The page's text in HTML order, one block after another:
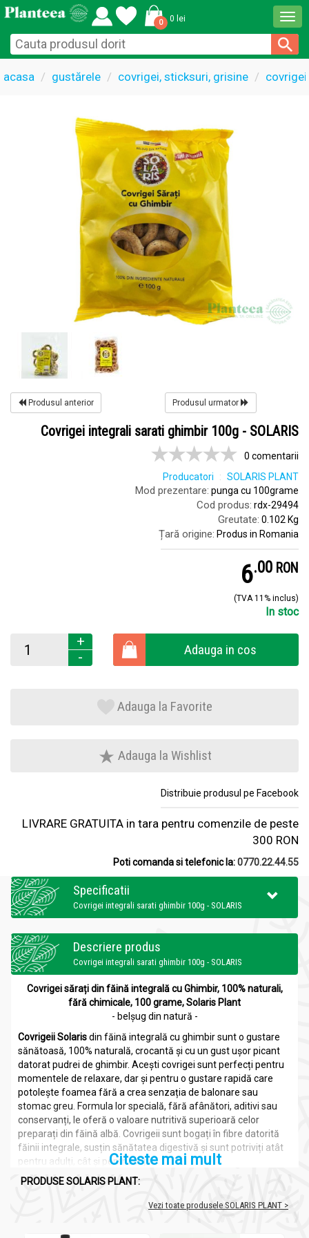
0 0 lei
acasa gustărele covrigei, sticksuri, grisine covrigei
Produsul anterior Produsul urmator
Covrigei integrali sarati ghimbir 100g - SOLARIS
0 comentarii
Producatori
SOLARIS PLANT
Mod prezentare: punga cu 100grame
Cod produs: rdx-29494
Greutate: 0.102 Kg
Țară origine: Produs in Romania
6.0 RON
(TVA 11% inclus)
In stoc
+
-
Adauga in cos
Adauga la Favorite
Adauga la Wishlist
Distribuie produsul pe Facebook
LIVRARE GRATUITA in tara pentru comenzile de peste
300 RON
Poti comanda si telefonic la:0770.22.44.55
Specificatii
Covrigei integrali sarati ghimbir 100g - SOLARIS
Descriere produs
Covrigei integrali sarati ghimbir 100g - SOLARIS
Covrigei sărați din făină integrală cu Ghimbir, 100% naturali,
fără chimicale, 100 grame, Solaris Plant
- belșug din natură -
Covrigeii Solarisdin făină integrală cu ghimbir sunt o gustare
sănătoasă, 100% naturală, crocantă și cu un gust ușor picant
datorat pudrei de ghimbir. Acești covrigei sunt perfecți pentru
momentele de relaxare, dar și pentru o gustare rapidă care
potolește foamea fără a crea senzația de balonare sau
stomac greu. Formula lor specială, fără afânători, aditivi sau
conservanți, le oferă o valoare nutritivă superioară celor
preparați din făină albă. Covrigeii sunt bogați în fibre datorită
făinii integrale, susțin sănătatea digestivă și sunt potriviți atât
pentru adulți, cât și pentru copii.
Covrigeiisunt produse de panificație crocante, cu o istorie ce
Aceștia au evoluat din tradițiile de panificație ale comunităților
Citeste mai mult
PRODUSE SOLARIS PLANT:
Vezi toate produsele SOLARIS PLANT >